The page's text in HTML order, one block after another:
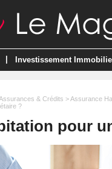
Investissement
& Crédits >Assurance
?
pour